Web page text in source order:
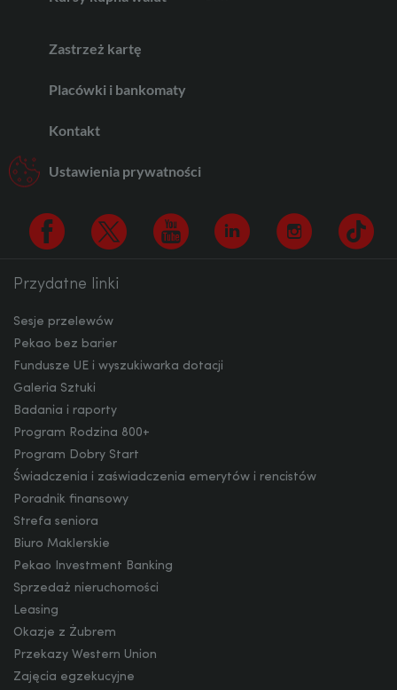
HUF
Zastrzeż kartę
Placówki i bankomaty
Kontakt
Ustawienia prywatności
FacebookTwitter
Przydatne linki
Sesje przelewów
Pekao bez barier
Fundusze UE i wyszukiwarka dotacji
Galeria Sztuki
Badania i raporty
Program Rodzina 800+
Program Dobry Start
Świadczenia i zaświadczenia emerytów i rencistów
Poradnik finansowy
Strefa seniora
Biuro Maklerskie
Pekao Investment Banking
Sprzedaż nieruchomości
Leasing
Okazje z Żubrem
Przekazy Western Union
Zajęcia egzekucyjne